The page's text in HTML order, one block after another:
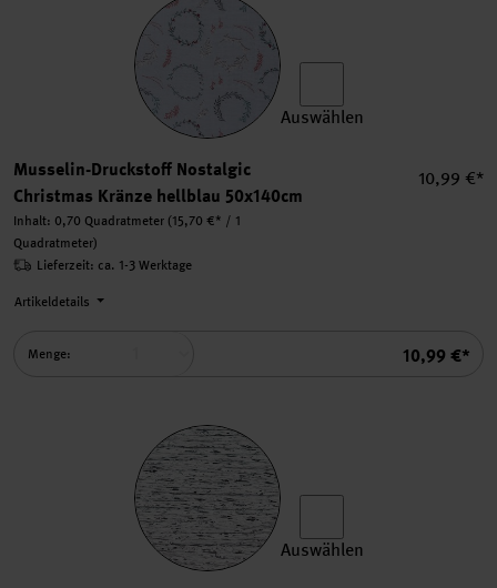
Auswählen
Musselin-Druckstoff Nostalgic
Christmas Kränze hellblau 50x140cm
Inhalt: 0,70 Quadratmeter (15,70 €* / 1
Quadratmeter)
10,99 €*
Summe
10,99 €*
Lieferzeit: ca. 1-3 Werktage
Artikeldetails
Menge:
Auswählen